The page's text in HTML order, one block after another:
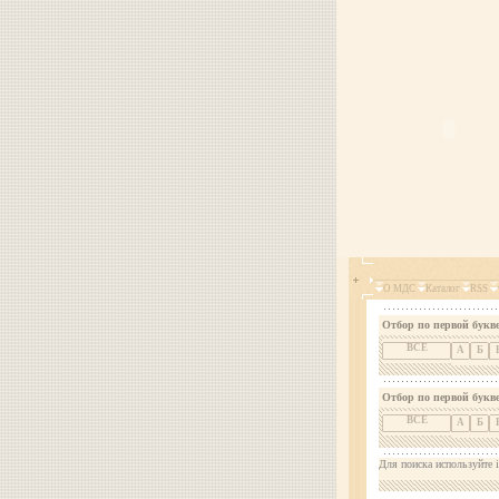
О МДС Каталог RSS
Отбор по первой
ВСЕ А Б
Отбор по первой
ВСЕ А Б
Для поиска используйте